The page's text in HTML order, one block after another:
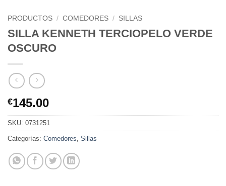
PRODUCTOS / COMEDORES / SILLAS
SILLA KENNETH TERCIOPELO VERDE
OSCURO
€145.00
SKU: 0731251
Categorías: Comedores Sillas